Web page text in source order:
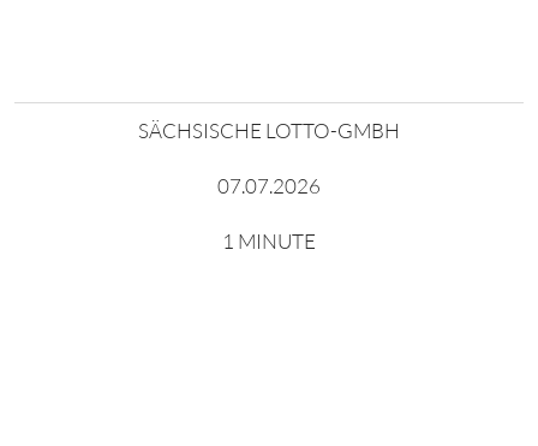
SÄCHSISCHE LOTTO-GMBH
07.07.2026
1 MINUTE